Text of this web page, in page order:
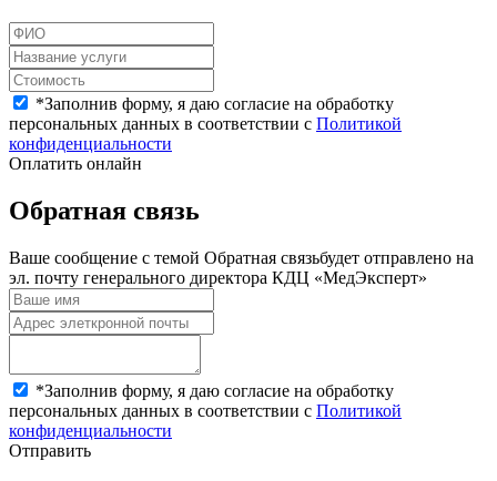
*Заполнив форму, я даю согласие на обработку
персональных данных в соответствии с Политикой
конфиденциальности
Оплатить онлайн
Обратная связь
Ваше сообщение с темой Обратная связьбудет отправлено на
эл. почту генерального директора КДЦ «МедЭксперт»
*Заполнив форму, я даю согласие на обработку
персональных данных в соответствии с Политикой
конфиденциальности
Отправить